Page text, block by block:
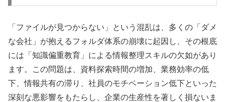
「ファイルが見つからない」という混乱は、多くの「ダメ
な会社」が抱えるフォルダ体系の崩壊に起因し、その根底
には「知識偏重教育」による情報整理スキルの欠如があり
ます。この問題は、資料探索時間の増加、業務効率の低
下、情報共有の滞り、社員のモチベーション低下といった
深刻な悪影響をもたらし、企業の生産性を著しく損ないま